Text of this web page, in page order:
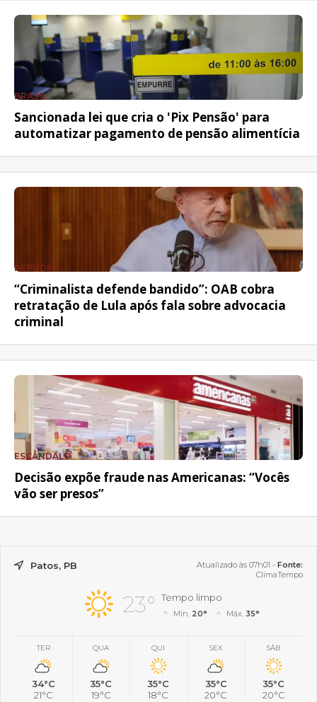
BRASIL
Sancionada lei que cria o 'Pix Pensão' para
automatizar pagamento de pensão alimentícia
REPÚDIO
“Criminalista defende bandido”: OAB cobra
retratação de Lula após fala sobre advocacia
criminal
ESCÂNDALO
Decisão expõe fraude nas Americanas: “Vocês
vão ser presos”
Patos, PB Atualizado às 07h01 - Fonte:
ClimaTempo
23° Tempo limpo
Mín. 20° Máx. 35°
TER
34°C
21°C
QUA
35°C
19°C
QUI
35°C
18°C
SEX
35°C
20°C
SÁB
35°C
20°C